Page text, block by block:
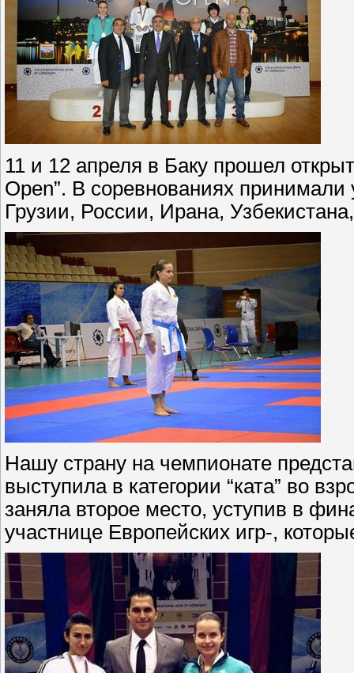
11 и 12 апреля в Баку прошел
Open”. В соревнованиях
Грузии, России, Ирана,
Нашу страну на чемпионате
выступила в категории “ката” во
заняла второе место, уступив в
участнице Европейских игр-,